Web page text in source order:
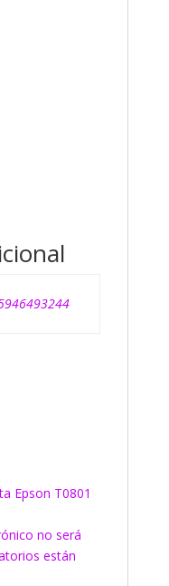
Epson T0801
no será
están